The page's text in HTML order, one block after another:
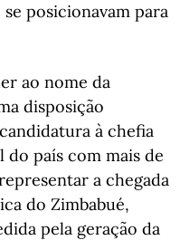
posicionavam para
ao nome da
disposição
à chefia
do país com mais de
a chegada
do Zimbabué,
pela geração da